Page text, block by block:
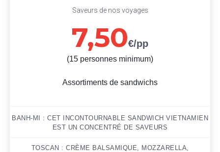
Saveurs de nos voyages
7,50€/pp
(15 personnes minimum)
Assortiments de sandwichs
BANH-MI : CET INCONTOURNABLE SANDWICH VIETNAMIEN
EST UN CONCENTRÉ DE SAVEURS
TOSCAN : CRÈME BALSAMIQUE, MOZZARELLA,